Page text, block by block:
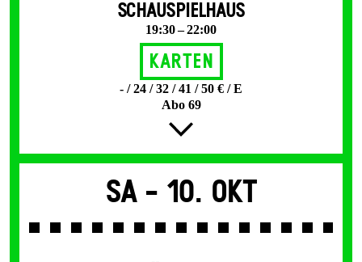
SCHAUSPIELHAUS
19:30 – 22:00
Karten
- / 24 / 32 / 41 / 50 € / E
Abo 69
Sa - 10. Okt